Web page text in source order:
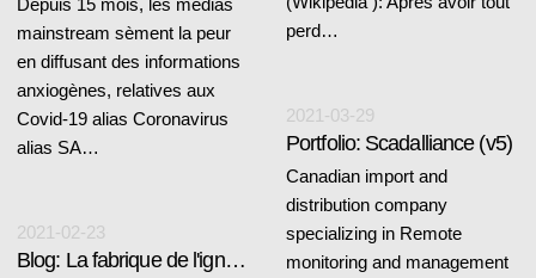
perd…
Depuis 15 mois, les médias
mainstream sèment la peur
en diffusant des informations
anxiogènes, relatives aux
Covid-19 alias Coronavirus
alias SA…
2021-03-29
Portfolio: Scadalliance (v5)
Canadian import and
distribution company
specializing in Remote
monitoring and management
2021-02-23
Blog: La fabrique de l'ignorance